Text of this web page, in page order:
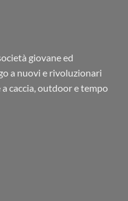
giovane ed
a nuovi e rivoluzionari
caccia, outdoor e tempo